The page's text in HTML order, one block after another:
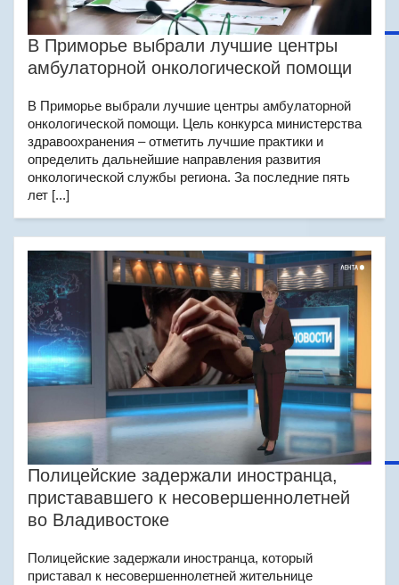
В Приморье выбрали лучшие центры
амбулаторной онкологической помощи
В Приморье выбрали лучшие центры амбулаторной
онкологической помощи. Цель конкурса министерства
здравоохранения – отметить лучшие практики и
определить дальнейшие направления развития
онкологической службы региона. За последние пять
лет [...]
Полицейские задержали иностранца,
пристававшего к несовершеннолетней
во Владивостоке
Полицейские задержали иностранца, который
приставал к несовершеннолетней жительнице